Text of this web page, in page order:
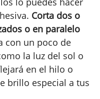
Corta dos o
o en paralelo
con un poco de
la luz del sol o
en el hilo o
brillo especial a tus